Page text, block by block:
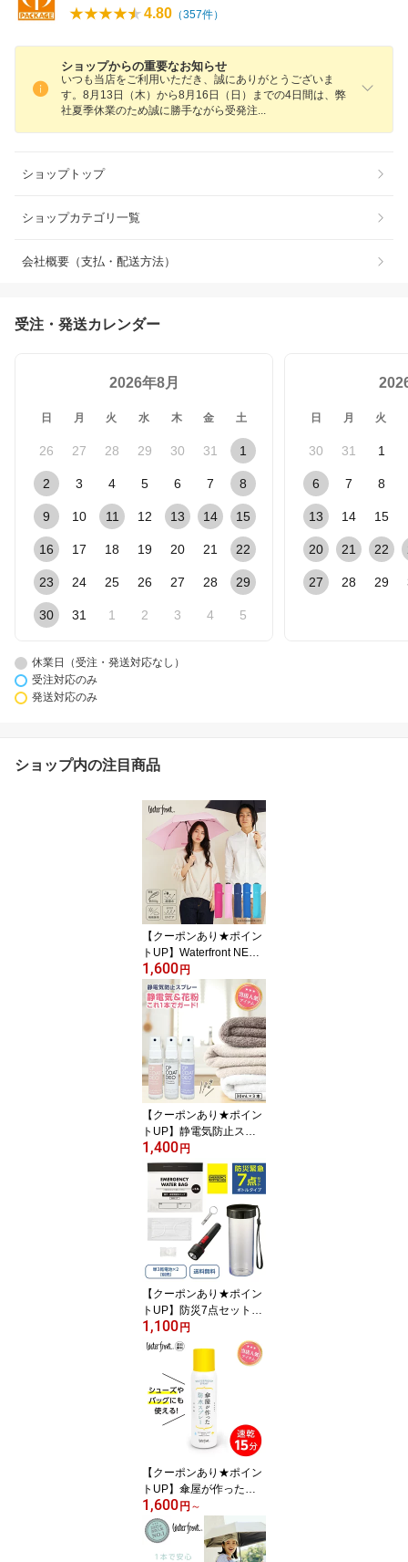
4.80 （357件）
ショップからの重要なお知らせ
いつも当店をご利用いただき、誠にありがとうございま
す。8月13日（木）から8月16日（日）までの4日間は、弊
社夏季休業のため誠に勝手ながら受発注
ショップトップ
ショップカテゴリ一覧
会社概要（支払・配送方法）
受注・発送カレンダー
2026年8月
日 月 火 水 木 金 土
26 27 28 29 30 31 1
2 3 4 5 6 7 8
9 10 11 12 13 14 15
16 17 18 19 20 21 22
23 24 25 26 27 28 29
30 31 1 2 3 4 5
日 月 火
30 31 1
6 7 8
13 14 15
20 21 22
27 28 29
休業日（受注・発送対応なし）
受注対応のみ
発送対応のみ
ショップ内の注目商品
【クーポンあり★ポイン
トUP】Waterfront NEW
極軽カーボン おにぎりよ
り軽い 折りたたみ傘 通
勤 通学 超軽量100g 晴雨
兼用 超撥水 UVカット加
工 ウォーターフロント
初めての傘 お手軽
1,600円
【クーポンあり★ポイン
トUP】静電気防止スプ
レー 30mL 3本セット 花
粉 ガード 静電気除去 消
臭 黄砂付着防止 セータ
ー スカート 衣類 パチパ
チ防止 携帯用 持ち歩き
アルコールフリー エタノ
ールフリー 帯電防止剤
ノンガス
1,400円
【クーポンあり★ポイン
トUP】防災7点セットボ
トル入り ボトル 防災ラ
イト ホイッスル ウォー
ターバッグ 個包装圧縮タ
オル（小） 個包装マスク
防災ガイド 防災グッズ
車用 車載 備蓄 避難セッ
ト 避難 避難所 非常用 災
害 被災 もしもの備え 景
1,100円
【クーポンあり★ポイン
トUP】傘屋が作った防
水スプレー Waterfront 即
乾15分 傘 靴 鞄 シューズ
バッグ 超撥水 防汚効果
汚れがつきにくい 傘生地
1,600円 ～